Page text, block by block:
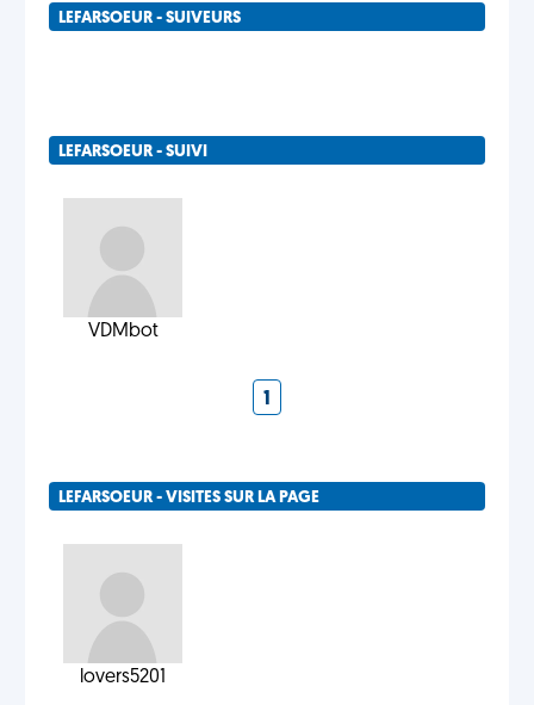
LEFARSOEUR - SUIVEURS
LEFARSOEUR - SUIVI
VDMbot
1
LEFARSOEUR - VISITES SUR LA PAGE
lovers5201